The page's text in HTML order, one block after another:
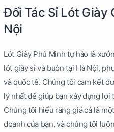
Đối Tác Sỉ Lót Giày
Nội
Lót Giày Phú Minh tự hào là
lót giày sỉ và buôn tại Hà Nội,
và quốc tế. Chúng tôi cam kết
lý nhất để giúp bạn xây dựng
Chúng tôi hiểu rằng giá cả là
doanh của bạn, và chúng tôi